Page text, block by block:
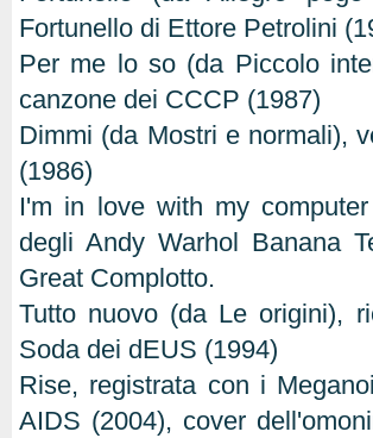
Fortunello di Ettore Petrolini
Per me lo so (da Piccolo
canzone dei CCCP (1987)
Dimmi (da Mostri e normali),
(1986)
I'm in love with my
degli Andy Warhol Banana
Great Complotto.
Tutto nuovo (da Le origini),
Soda dei dEUS (1994)
Rise, registrata con i
AIDS (2004), cover